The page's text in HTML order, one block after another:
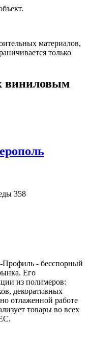
материалов,
только
виниловым
358
Профиль - бесспорный
Его
из полимеров:
декоративных
отлаженной работе
товары во всех